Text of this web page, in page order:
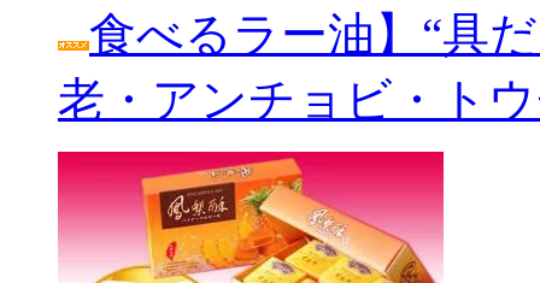
食べるラー油】“具
老・アンチョビ・ト